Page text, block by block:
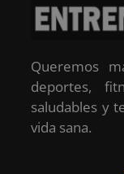
Queremos
deportes,
saludables y
vida sana.